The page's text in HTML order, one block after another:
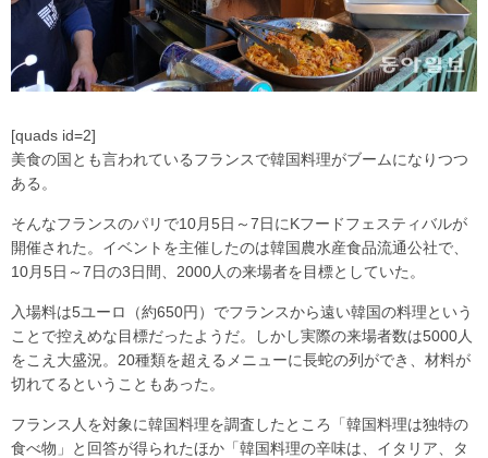
[quads id=2]
美食の国とも言われているフランスで韓国料理がブームになりつつ
ある。
そんなフランスのパリで10月5日～7日にKフードフェスティバルが
開催された。イベントを主催したのは韓国農水産食品流通公社で、
10月5日～7日の3日間、2000人の来場者を目標としていた。
入場料は5ユーロ（約650円）でフランスから遠い韓国の料理という
ことで控えめな目標だったようだ。しかし実際の来場者数は5000人
をこえ大盛況。20種類を超えるメニューに長蛇の列ができ、材料が
切れてるということもあった。
フランス人を対象に韓国料理を調査したところ「韓国料理は独特の
食べ物」と回答が得られたほか「韓国料理の辛味は、イタリア、タ